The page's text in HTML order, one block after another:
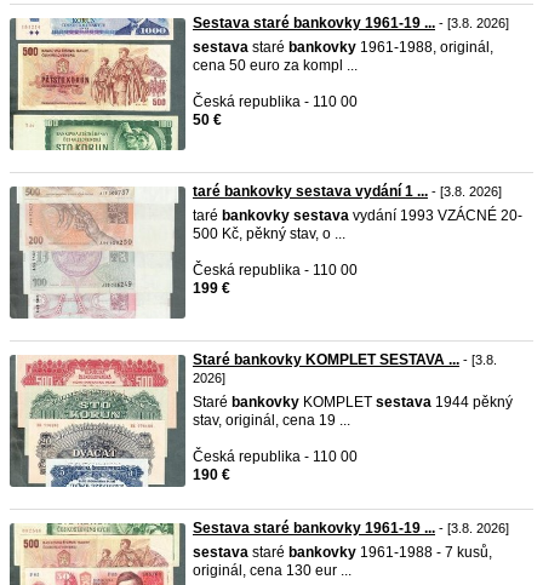
Sestava staré bankovky 1961-19 ... - [3.8. 2026]
sestava staré bankovky 1961-1988, originál,
cena 50 euro za kompl ...
Česká republika - 110 00
50 €
taré bankovky sestava vydání 1 ... - [3.8. 2026]
taré bankovky sestava vydání 1993 VZÁCNÉ 20-
500 Kč, pěkný stav, o ...
Česká republika - 110 00
199 €
Staré bankovky KOMPLET SESTAVA ... - [3.8.
2026]
Staré bankovky KOMPLET sestava 1944 pěkný
stav, originál, cena 19 ...
Česká republika - 110 00
190 €
Sestava staré bankovky 1961-19 ... - [3.8. 2026]
sestava staré bankovky 1961-1988 - 7 kusů,
originál, cena 130 eur ...